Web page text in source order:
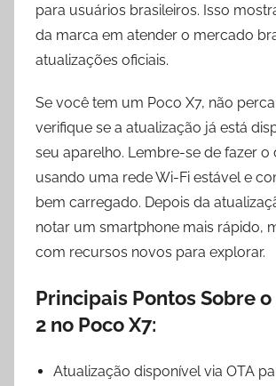
para usuários brasileiros. Isso
da marca em atender o mercado
atualizações oficiais.
Se você tem um Poco X7, não
verifique se a atualização já está
seu aparelho. Lembre-se de fazer o
usando uma rede Wi-Fi estável e
bem carregado. Depois da
notar um smartphone mais rápido,
com recursos novos para explorar.
Principais Pontos Sobre
2 no Poco X7:
Atualização disponível via OTA